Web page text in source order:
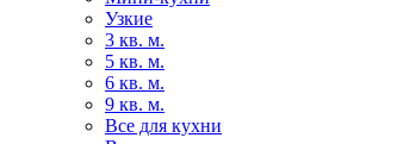
Узкие
3 кв. м.
5 кв. м.
6 кв. м.
9 кв. м.
Все для кухни